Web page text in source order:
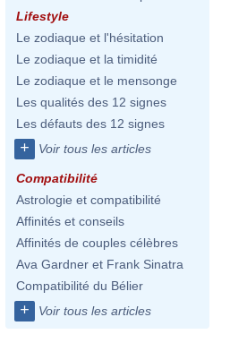
Lifestyle
Le zodiaque et l'hésitation
Le zodiaque et la timidité
Le zodiaque et le mensonge
Les qualités des 12 signes
Les défauts des 12 signes
+ Voir tous les articles
Compatibilité
Astrologie et compatibilité
Affinités et conseils
Affinités de couples célèbres
Ava Gardner et Frank Sinatra
Compatibilité du Bélier
+ Voir tous les articles